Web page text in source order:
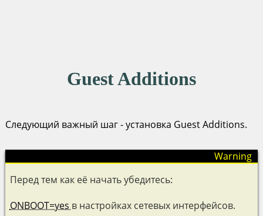
Guest Additions
Следующий важный шаг - установка Guest Additions.
Перед тем как её начать убедитесь:
ONBOOT=yes в настройках сетевых интерфейсов.